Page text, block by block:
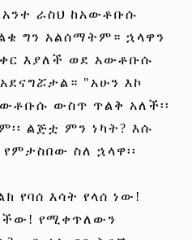
ራስህ ከአውቶቡሱ
ግን አልሰማትም። ኋላዋን
እያለች ወደ አውቶቡሱ
"አሁን እኮ
ውስጥ ጥልቅ አለች፡፡
ልጅቷ ምን ነካት? እሱ
ስለ ኋላዋ፡፡
የባሰ እሳት የላሰ ነው!
የሚቀጥለውን